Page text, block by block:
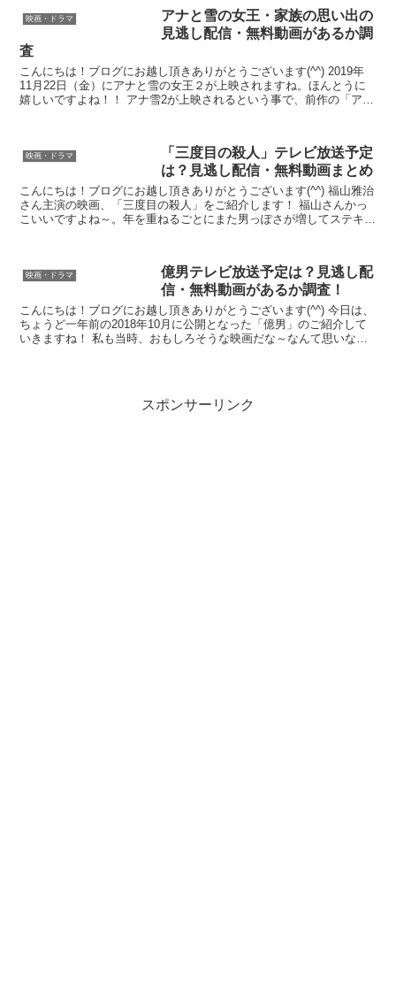
映画・ドラマ
アナと雪の女王・家族の思い出の
見逃し配信・無料動画があるか調
査
こんにちは！ブログにお越し頂きありがとうございます(^^) 2019年
11月22日（金）にアナと雪の女王２が上映されますね。ほんとうに
嬉しいですよね！！ アナ雪2が上映されるという事で、前作の「アナ
映画・ドラマ
「三度目の殺人」テレビ放送予定
は？見逃し配信・無料動画まとめ
こんにちは！ブログにお越し頂きありがとうございます(^^) 福山雅治
さん主演の映画、「三度目の殺人」をご紹介します！ 福山さんかっ
こいいですよね～。年を重ねるごとにまた男っぽさが増してステキだ
映画・ドラマ
億男テレビ放送予定は？見逃し配
信・無料動画があるか調査！
こんにちは！ブログにお越し頂きありがとうございます(^^) 今日は、
ちょうど一年前の2018年10月に公開となった「億男」のご紹介して
いきますね！ 私も当時、おもしろそうな映画だな～なんて思いなが
スポンサーリンク